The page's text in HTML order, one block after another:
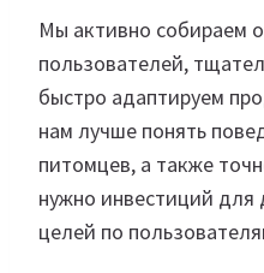
Мы активно собираем
пользователей,
быстро адаптируем
нам лучше понять
питомцев, а также
нужно инвестиций для
целей по